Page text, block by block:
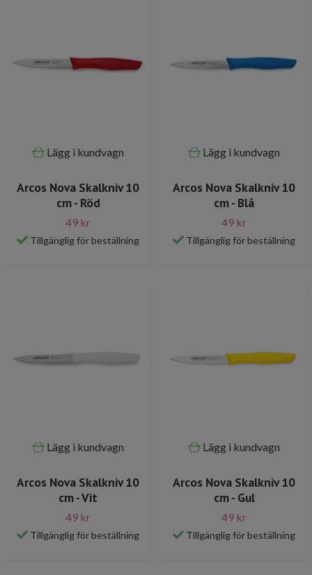
Lägg i kundvagn
Arcos Nova Skalkniv 10
cm - Röd
49 kr
Tillgänglig för beställning
Lägg i kundvagn
Arcos Nova Skalkniv 10
cm - Blå
49 kr
Tillgänglig för beställning
Lägg i kundvagn
Arcos Nova Skalkniv 10
cm - Vit
49 kr
Tillgänglig för beställning
Lägg i kundvagn
Arcos Nova Skalkniv 10
cm - Gul
49 kr
Tillgänglig för beställning